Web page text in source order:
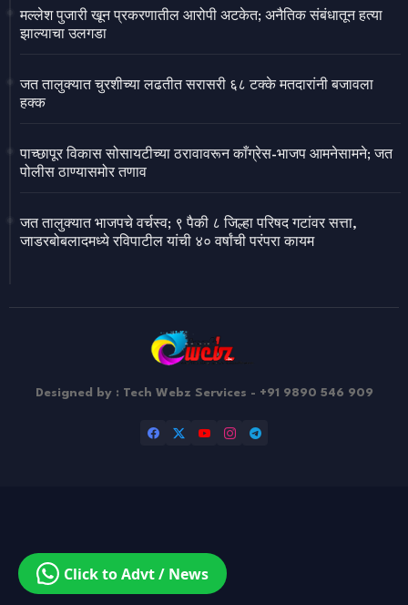
Click to Advt / News
मल्लेश पुजारी खून प्रकरणातील आरोपी अटकेत; अनैतिक संबंधातून हत्या
झाल्याचा उलगडा
जत तालुक्यात चुरशीच्या लढतीत सरासरी ६८ टक्के मतदारांनी बजावला
हक्क
पाच्छापूर विकास सोसायटीच्या ठरावावरून काँग्रेस-भाजप आमनेसामने; जत
पोलीस ठाण्यासमोर तणाव
जत तालुक्यात भाजपचे वर्चस्व; ९ पैकी ८ जिल्हा परिषद गटांवर सत्ता,
जाडरबोबलादमध्ये रविपाटील यांची ४० वर्षांची परंपरा कायम
Designed by : Tech Webz Services - +91 9890 546 909
|
Templates